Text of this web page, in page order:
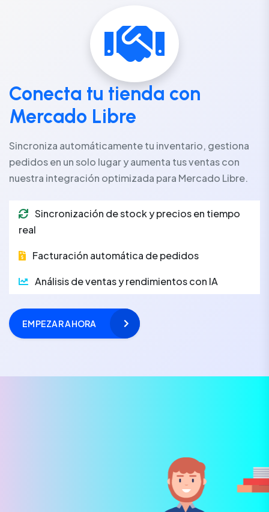
Conecta tu tienda con
Mercado Libre
Sincroniza automáticamente tu inventario, gestiona
pedidos en un solo lugar y aumenta tus ventas con
nuestra integración optimizada para Mercado Libre.
Sincronización de stock y precios en tiempo
real
Facturación automática de pedidos
Análisis de ventas y rendimientos con IA
EMPEZAR AHORA